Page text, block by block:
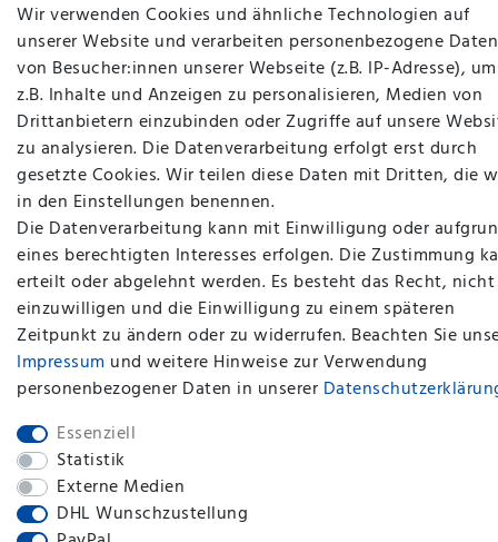
Wir verwenden Cookies und ähnliche Technologien auf
unserer Website und verarbeiten personenbezogene Daten
von Besucher:innen unserer Webseite (z.B. IP-Adresse), um
z.B. Inhalte und Anzeigen zu personalisieren, Medien von
Drittanbietern einzubinden oder Zugriffe auf unsere
zu analysieren. Die Datenverarbeitung erfolgt erst durch
gesetzte Cookies. Wir teilen diese Daten mit Dritten, die
in den Einstellungen benennen.
Die Datenverarbeitung kann mit Einwilligung oder
eines berechtigten Interesses erfolgen. Die Zustimmung
erteilt oder abgelehnt werden. Es besteht das Recht, nicht
einzuwilligen und die Einwilligung zu einem späteren
Zeitpunkt zu ändern oder zu widerrufen. Beachten Sie
Impressum und weitere Hinweise zur Verwendung
personenbezogener Daten in unserer
Essenziell
Statistik
Externe Medien
DHL Wunschzustellung
plentymarkets Template von Plenty Lions
BACK TO TOP